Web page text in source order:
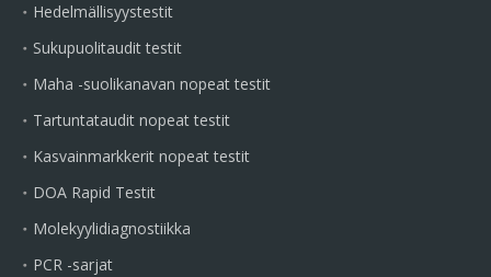
Hedelmällisyystestit
Sukupuolitaudit testit
Maha -suolikanavan nopeat testit
Tartuntataudit nopeat testit
Kasvainmarkkerit nopeat testit
DOA Rapid Testit
Molekyylidiagnostiikka
PCR -sarjat